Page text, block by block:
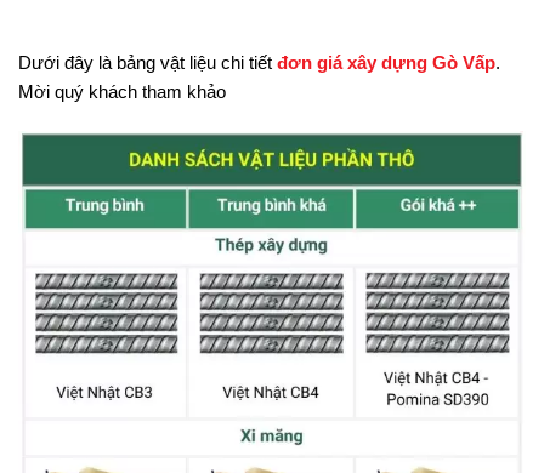
Dưới đây là bảng vật liệu chi tiết đơn giá xây dựng Gò Vấp.
Mời quý khách tham khảo